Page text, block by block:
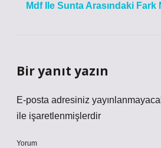
Mdf Ile Sunta Arasındaki Fark
Bir yanıt yazın
E-posta adresiniz
ile işaretlenmişlerdir
Yorum